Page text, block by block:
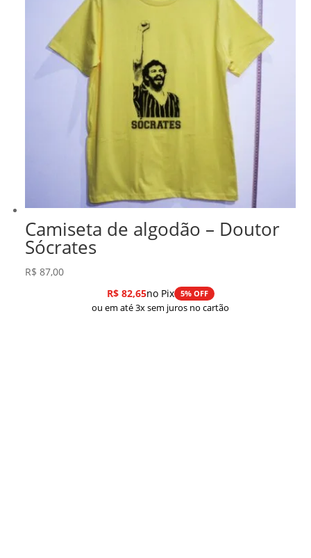
Camiseta de algodão – Doutor
Sócrates
R$ 87,00
R$82,65no Pix 5% OFF
ou em até 3x sem juros no cartão